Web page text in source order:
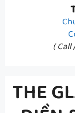
( Call
THE